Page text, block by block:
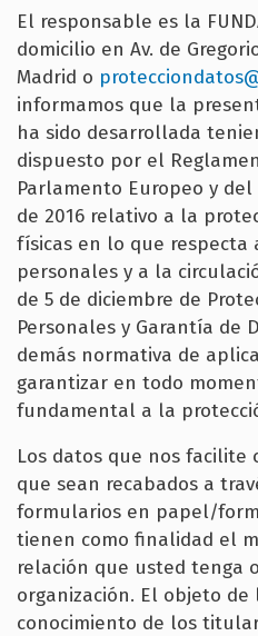
El responsable es la
domicilio en Av. de
Madrid o
informamos que la
ha sido desarrollada
dispuesto por el
Parlamento Europeo y
de 2016 relativo a la
físicas en lo que
personales y a la
de 5 de diciembre de
Personales y Garantía de
demás normativa de
garantizar en todo
fundamental a la
Los datos que nos facilite
que sean recabados a
formularios en papel/
tienen como finalidad el
relación que usted tenga
organización. El objeto
conocimiento de los